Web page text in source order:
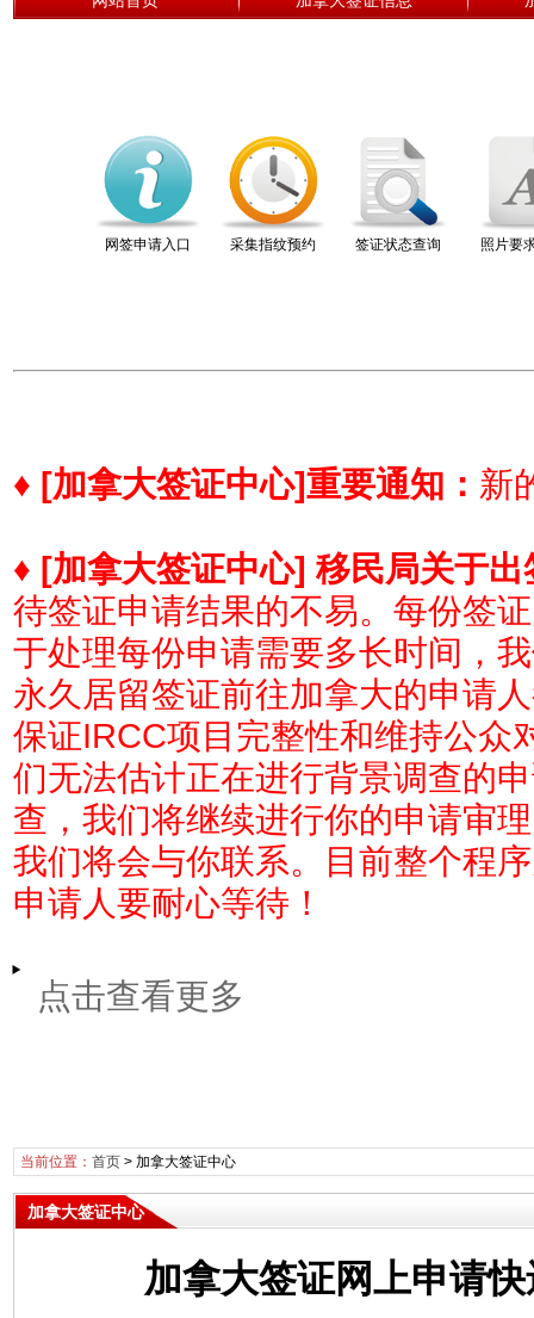
网签申请入口 采集指纹预约 签证状态查询 照片要
♦ [加拿大签证中心]重要通知： 新
♦ [加拿大签证中心] 移民局关于
待签证申请结果的不易。每份签
于处理每份申请需要多长时间，
永久居留签证前往加拿大的申请
保证IRCC项目完整性和维持公众
们无法估计正在进行背景调查的
查，我们将继续进行你的申请审
我们将会与你联系。目前整个程
申请人要耐心等待！
点击查看更多
当前位置： 首页> 加拿大签证中心
加拿大签证中心
加拿大签证网上申请